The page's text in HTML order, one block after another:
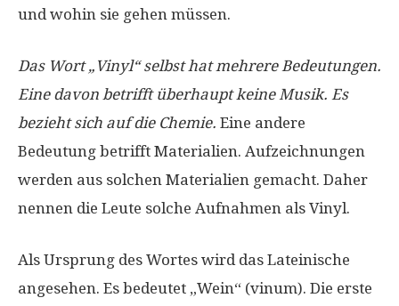
und wohin sie gehen müssen.
Das Wort „Vinyl“ selbst hat mehrere Bedeutungen.
Eine davon betrifft überhaupt keine Musik. Es
bezieht sich auf die Chemie. Eine andere
Bedeutung betrifft Materialien. Aufzeichnungen
werden aus solchen Materialien gemacht. Daher
nennen die Leute solche Aufnahmen als Vinyl.
Als Ursprung des Wortes wird das Lateinische
angesehen. Es bedeutet „Wein“ (vinum). Die erste